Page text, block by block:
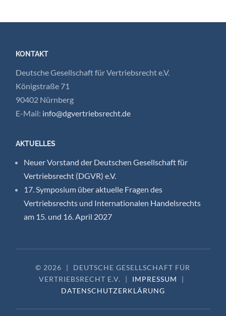
KONTAKT
Deutsche Gesellschaft für Vertriebsrecht e.V.
Königstraße 71
90402 Nürnberg
E-Mail: info@dgvertriebsrecht.de
AKTUELLES
Neuer Vorstand der Deutschen Gesellschaft für
Vertriebsrecht (DGVR) e.V.
17. Symposium über aktuelle Fragen des
Vertriebsrechts und Internationalen Handelsrechts
am 15. und 16. April 2027
© 2026 |
DEUTSCHE GESELLSCHAFT FÜR
VERTRIEBSRECHT E.V.
| IMPRESSUM
|
DATENSCHUTZERKLÄRUNG